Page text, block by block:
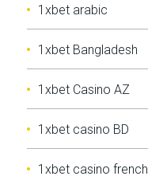
1xbet arabic
1xbet Bangladesh
1xbet Casino AZ
1xbet casino BD
1xbet casino french